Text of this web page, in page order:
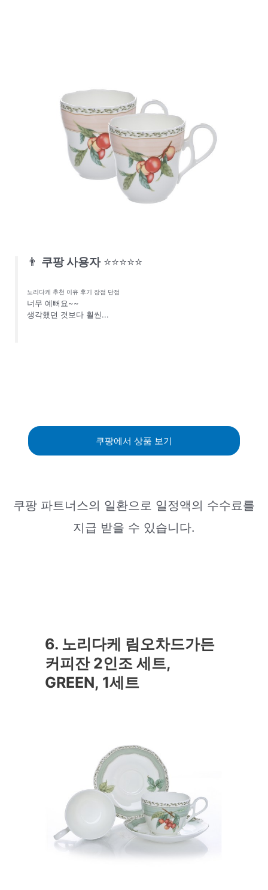
👨 쿠팡 사용자 ⭐⭐⭐⭐⭐
노리다케 추천 이유 후기 장점 단점
너무 예뻐요~~
생각했던 것보다 훨씬...
쿠팡에서 상품 보기
쿠팡 파트너스의 일환으로 일정액의 수수료를
지급 받을 수 있습니다.
6. 노리다케 림오차드가든
커피잔 2인조 세트,
GREEN, 1세트